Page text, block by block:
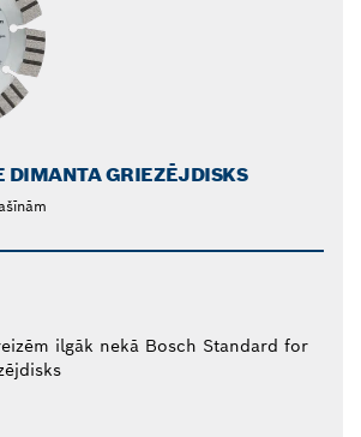
DIMANTA GRIEZĒJDISKS
ilgāk nekā Bosch Standard for